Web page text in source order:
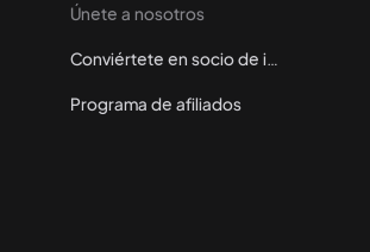
Únete a nosotros
Conviértete en socio de instalación
Programa de afiliados